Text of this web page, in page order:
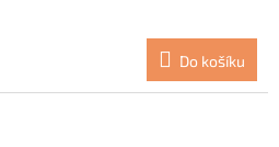
Do košíku